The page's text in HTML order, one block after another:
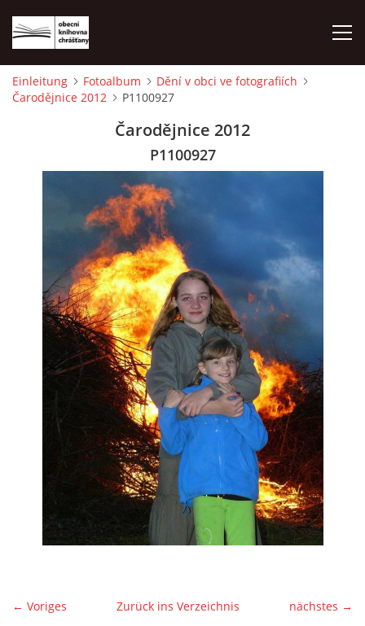
EINLEITUNG
© 2026 eStránky.cz |WebSlice |Drucken Aktualisiert: 1. 8. 2026
Nach oben ↑
Einleitung Fotoalbum
Dění v obci ve fotografiích
Čarodějnice 2012
P1100927
Čarodějnice 2012
P1100927
← Voriges nächstes →
Zurück ins Verzeichnis